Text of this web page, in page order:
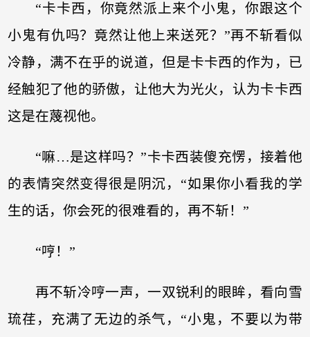
“卡卡西，你竟然派上来个小鬼，你跟这个
小鬼有仇吗？竟然让他上来送死？”再不斩看似
冷静，满不在乎的说道，但是卡卡西的作为，已
经触犯了他的骄傲，让他大为光火，认为卡卡西
这是在蔑视他。
“嘛…是这样吗？”卡卡西装傻充愣，接着他
的表情突然变得很是阴沉，“如果你小看我的学
生的话，你会死的很难看的，再不斩！”
“哼！”
再不斩冷哼一声，一双锐利的眼眸，看向雪
琉荏，充满了无边的杀气，“小鬼，不要以为带